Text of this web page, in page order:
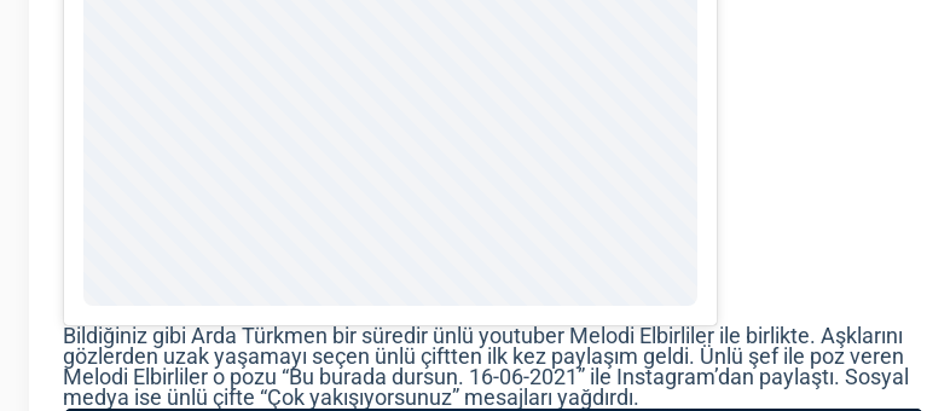
Bildiğiniz gibi Arda Türkmen bir süredir ünlü youtuber Melodi Elbirliler ile birlikte. Aşklarını
gözlerden uzak yaşamayı seçen ünlü çiftten ilk kez paylaşım geldi. Ünlü şef ile poz veren
Melodi Elbirliler o pozu “Bu burada dursun. 16-06-2021” ile Instagram’dan paylaştı. Sosyal
medya ise ünlü çifte “Çok yakışıyorsunuz” mesajları yağdırdı.